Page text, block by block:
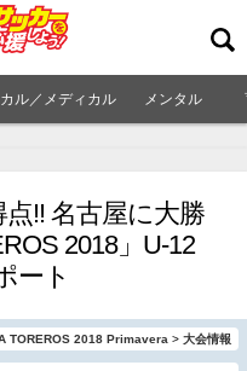
ル／メディカル メンタル
!! 名古屋に大勝
2018」U-12
ート
TOREROS 2018 Primavera > 大会情報